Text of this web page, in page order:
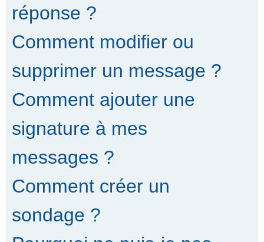
réponse ?
Comment modifier ou
supprimer un message ?
Comment ajouter une
signature à mes
messages ?
Comment créer un
sondage ?